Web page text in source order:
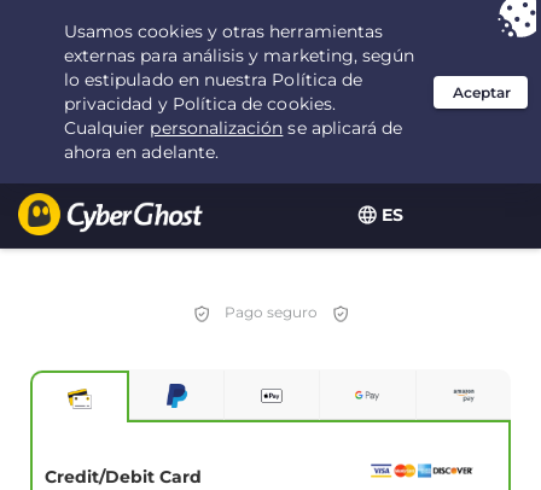
ES
Tu elección:la mejor ofertadurante 3.3333333333333 años por $
2.23 /mes
Pago seguro
Credit/Debit Card